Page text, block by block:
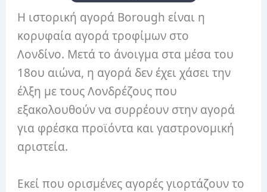
Η ιστορική αγορά Borough είναι η
κορυφαία αγορά τροφίμων στο
Λονδίνο. Μετά το άνοιγμα στα μέσα του
18ου αιώνα, η αγορά δεν έχει χάσει την
έλξη με τους Λονδρέζους που
εξακολουθούν να συρρέουν στην αγορά
για φρέσκα προϊόντα και γαστρονομική
αριστεία.
Εκεί που ορισμένες αγορές γιορτάζουν το